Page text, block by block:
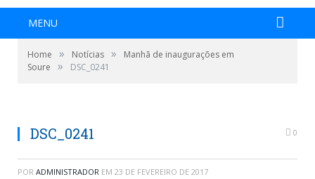
MENU
Home » Notícias »
Manhã de inaugurações em
Soure
» DSC_0241
DSC_0241 0
POR ADMINISTRADOR EM 23 DE FEVEREIRO DE 2017